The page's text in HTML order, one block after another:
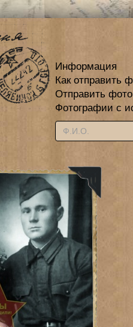
Информация
Как отправить
Отправить
Фотографии с